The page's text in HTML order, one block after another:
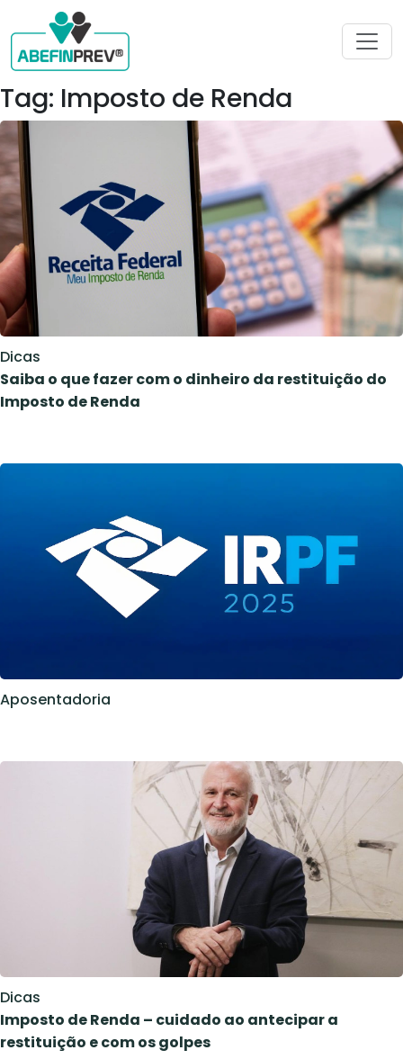
Tag: Imposto de Renda
Dicas
Saiba o que fazer com o dinheiro da restituição do
Imposto de Renda
Aposentadoria
Dicas
Imposto de Renda – cuidado ao antecipar a
restituição e com os golpes